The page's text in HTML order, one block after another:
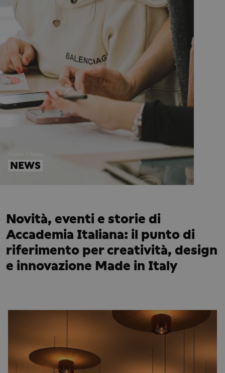
NEWS
Novità, eventi e storie di
Accademia Italiana: il punto di
riferimento per creatività, design
e innovazione Made in Italy